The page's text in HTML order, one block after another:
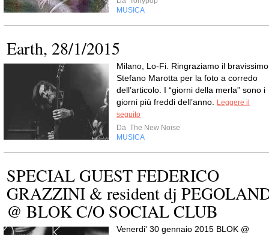
MUSICA
Earth, 28/1/2015
Milano, Lo-Fi. Ringraziamo il bravissimo
Stefano Marotta per la foto a corredo
dell’articolo. I “giorni della merla” sono i
giorni più freddi dell’anno.
Leggere il
seguito
Da The New Noise
MUSICA
SPECIAL GUEST FEDERICO
GRAZZINI & resident dj
@ BLOK C/O SOCIAL CLUB
Venerdi' 30 gennaio 2015 BLOK @